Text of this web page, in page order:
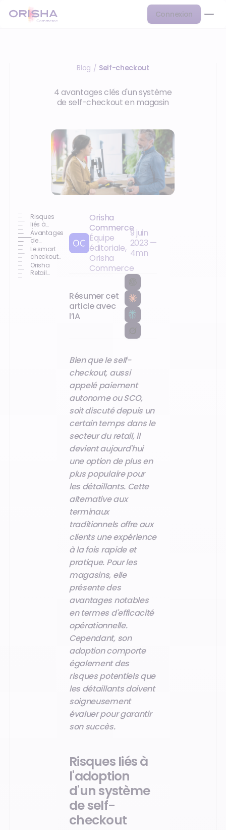
Connexion
Blog / Self-checkout
4 avantages clés d'un système
de self-checkout en magasin
Risques
liés à
l'adoption
d'un
système
de self-
checkout
Avantages
de
l'utilisation
d'un
système
de self-
Le smart
checkout
est-il
l'avenir du
Orisha
Retail
Orisha
Commerce
Équipe
éditoriale,
Orisha
Commerce
9 juin
2023 —
4mn
Résumer cet
article avec
l’IA
Bien que le self-
checkout, aussi
appelé paiement
autonome ou SCO,
soit discuté depuis un
certain temps dans le
secteur du retail, il
devient aujourd'hui
une option de plus en
plus populaire pour
les détaillants. Cette
alternative aux
terminaux
traditionnels offre aux
clients une expérience
à la fois rapide et
pratique. Pour les
magasins, elle
présente des
avantages notables
en termes d'efficacité
opérationnelle.
Cependant, son
adoption comporte
également des
risques potentiels que
les détaillants doivent
soigneusement
évaluer pour garantir
son succès.
Risques liés à
l'adoption
d'un système
de self-
checkout